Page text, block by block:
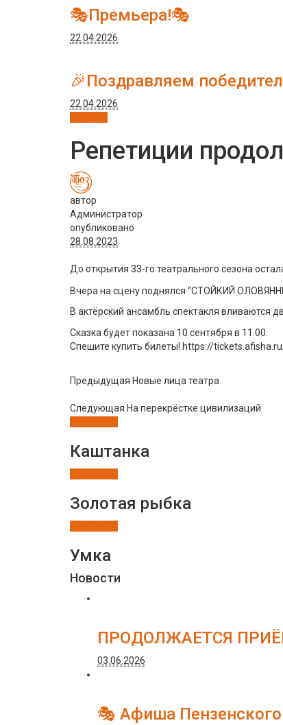
🎭Премьера!🎭
22.04.2026
🎉Поздравляем
22.04.2026
Репетиции
автор
Администратор
опубликовано
28.08.2023
До открытия 33-го театрального сезона
Вчера на сцену поднялся “СТОЙКИЙ
В актёрский ансамбль спектакля
Сказка будет показана 10 сентября в 11.00.
Спешите купить билеты! https://
Предыдущая Новые лица театра
Следующая На перекрёстке цивилизаций
Каштанка
Золотая рыбка
Умка
Новости
ПРОДОЛЖАЕТСЯ
03.06.2026
🎭 Афиша